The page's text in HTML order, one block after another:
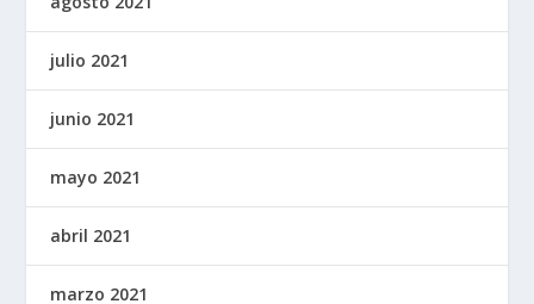
julio 2021
junio 2021
mayo 2021
abril 2021
marzo 2021